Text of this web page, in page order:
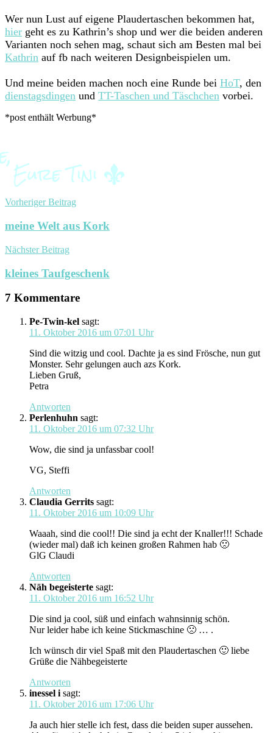
Wer nun Lust auf eigene Plaudertaschen bekommen hat,
hier geht es zu Kathrin’s shop und wer die beiden anderen
Varianten noch sehen mag, schaut sich am Besten mal bei
Kathrin auf fb nach weiteren Designbeispielen um.
Und meine beiden machen noch eine Runde bei HoT, den
dienstagsdingen und TT-Taschen und Täschchen vorbei.
*post enthält Werbung*
Beitragsnavigation
Vorheriger Beitrag
meine Welt aus Kork
Nächster Beitrag
kleines Taufgeschenk
7 Kommentare
Pe-Twin-kel sagt:
11. Oktober 2016 um 07:01 Uhr
Sind die witzig und cool. Dachte ja es sind Frösche, nun gut
Monster. Sehr gelungen auch azs Kork.
Lieben Gruß,
Petra
Antworten
Perlenhuhn sagt:
11. Oktober 2016 um 07:32 Uhr
Wow, die sind ja unfassbar cool!
VG, Steffi
Antworten
Claudia Gerrits sagt:
11. Oktober 2016 um 10:09 Uhr
Waaah, sind die cool!! Die sind ja echt der Knaller!!! Schade
(wieder mal) daß ich keinen großen Rahmen hab 🙁
GlG Claudi
Antworten
Näh begeisterte sagt:
11. Oktober 2016 um 16:52 Uhr
Die sind ja cool, süß und einfach wahnsinnig schön.
Nur leider habe ich keine Stickmaschine 🙁 … .
Ich wünsch dir viel Spaß mit den Plaudertaschen 🙂 liebe
Grüße die Nähbegeisterte
Antworten
inessel i sagt:
11. Oktober 2016 um 17:06 Uhr
Ja auch hier stelle ich fest, dass die beiden super aussehen.